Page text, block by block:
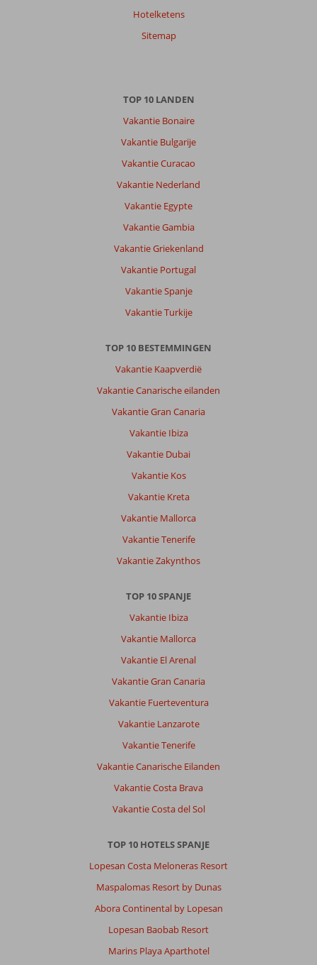
Hotelketens
Sitemap
TOP 10 LANDEN
Vakantie Bonaire
Vakantie Bulgarije
Vakantie Curacao
Vakantie Nederland
Vakantie Egypte
Vakantie Gambia
Vakantie Griekenland
Vakantie Portugal
Vakantie Spanje
Vakantie Turkije
TOP 10 BESTEMMINGEN
Vakantie Kaapverdië
Vakantie Canarische eilanden
Vakantie Gran Canaria
Vakantie Ibiza
Vakantie Dubai
Vakantie Kos
Vakantie Kreta
Vakantie Mallorca
Vakantie Tenerife
Vakantie Zakynthos
TOP 10 SPANJE
Vakantie Ibiza
Vakantie Mallorca
Vakantie El Arenal
Vakantie Gran Canaria
Vakantie Fuerteventura
Vakantie Lanzarote
Vakantie Tenerife
Vakantie Canarische Eilanden
Vakantie Costa Brava
Vakantie Costa del Sol
TOP 10 HOTELS SPANJE
Lopesan Costa Meloneras Resort
Maspalomas Resort by Dunas
Abora Continental by Lopesan
Lopesan Baobab Resort
Marins Playa Aparthotel